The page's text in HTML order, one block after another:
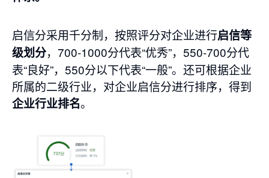
启信分采用千分制，按照评分对企业进行启信等
级划分，700-1000分代表“优秀”，550-700分代
表“良好”，550分以下代表“一般”。还可根据企业
所属的二级行业，对企业启信分进行排序，得到
企业行业排名。